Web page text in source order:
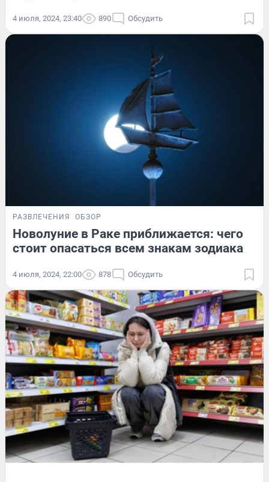
4 июля, 2024, 23:40 890 Обсудить
РАЗВЛЕЧЕНИЯ ОБЗОР
Новолуние в Раке приближается: чего
стоит опасаться всем знакам зодиака
4 июля, 2024, 22:00 878 Обсудить